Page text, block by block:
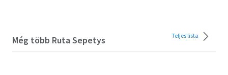
Még több Ruta Sepetys Teljes lista